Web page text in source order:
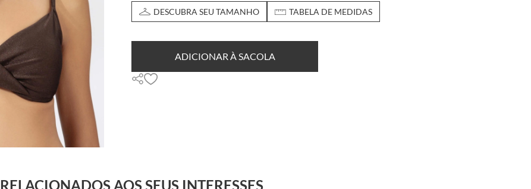
DESCUBRA SEU TAMANHO TABELA DE MEDIDAS
ADICIONAR À SACOLA
RELACIONADOS AOS SEUS INTERESSES